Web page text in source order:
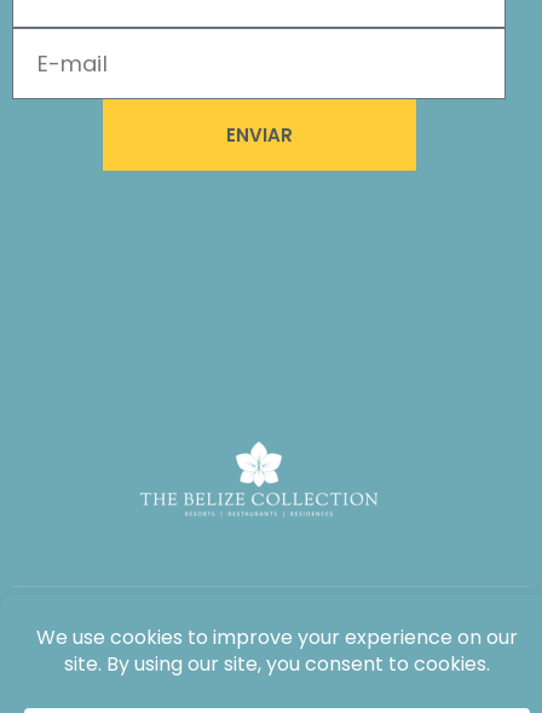
ENVIAR
Todos os direitos reservados: The Lodge at Jaguar Reef, 2026®.